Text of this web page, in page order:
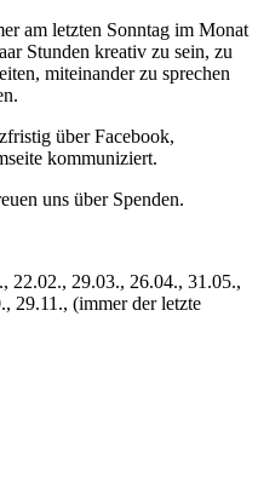
am letzten Sonntag im Monat
Stunden kreativ zu sein, zu
miteinander zu sprechen
über Facebook,
kommuniziert.
uns über Spenden.
22.02., 29.03., 26.04., 31.05.,
29.11., (immer der letzte